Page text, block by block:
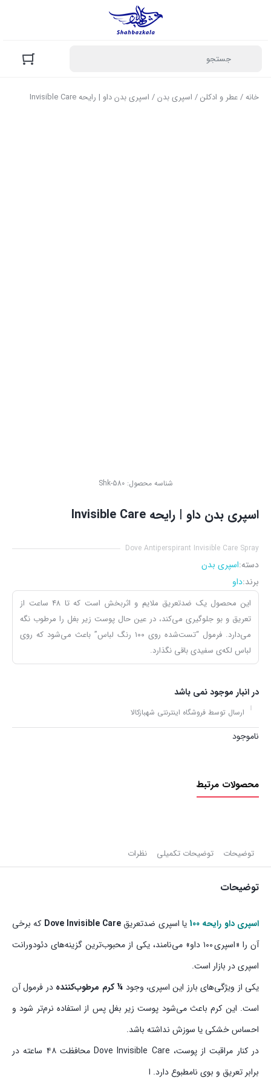
خانه/عطر و ادکلن/ اسپری بدن/ اسپری بدن داو | رایحه Invisible Care
شناسه محصول:Shk-580
اسپری بدن داو | رایحه Invisible Care
Dove Antiperspirant Invisible Care Spray
دسته:اسپری بدن
برند:داو
این محصول یک ضدتعریق ملایم و اثربخش است که تا ۴۸ ساعت از
تعریق و بو جلوگیری می‌کند، در عین حال پوست زیر بغل را مرطوب نگه
می‌دارد. فرمول “تست‌شده روی ۱۰۰ رنگ لباس” باعث می‌شود که روی
لباس لکه‌ی سفیدی باقی نگذارد.
در انبار موجود نمی باشد
ارسال توسط فروشگاه اینترنتی شهبازکالا
ناموجود
محصولات مرتبط
توضیحات توضیحات تکمیلی نظرات
توضیحات
اسپری داو رایحه 100 یا اسپری ضدتعریق Dove Invisible Care که برخی
آن را «اسپری ۱۰۰ داو» می‌نامند، یکی از محبوب‌ترین گزینه‌های دئودورانت
اسپری‌ در بازار است.
یکی از ویژگی‌های بارز این اسپری، وجود ¼ کرم مرطوب‌کننده در فرمول آن
است. این کرم باعث می‌شود پوست زیر بغل پس از استفاده نرم‌تر شود و
احساس خشکی یا سوزش نداشته باشد.
در کنار مراقبت از پوست، Dove Invisible Care محافظت ۴۸ ساعته در
برابر تعریق و بوی نامطبوع دارد. ا